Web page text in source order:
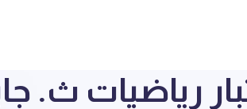
رياضيات ث.